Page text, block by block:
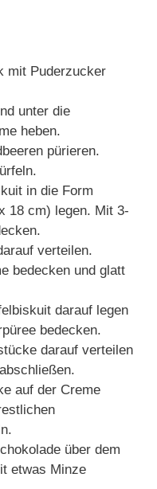
mit Puderzucker
unter die
heben.
pürieren.
in die Form
18 cm) legen. Mit 3-
verteilen.
bedecken und glatt
darauf legen
bedecken.
darauf verteilen
auf der Creme
über dem
etwas Minze